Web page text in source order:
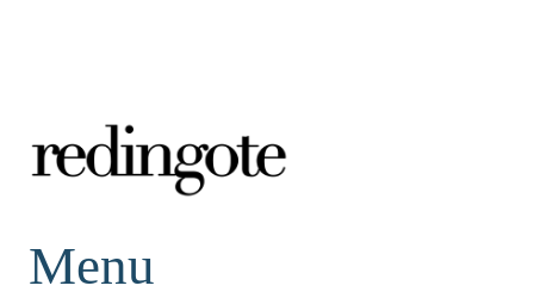
redingote.
Menu